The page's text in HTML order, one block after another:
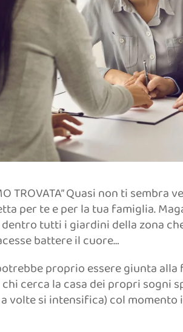
TROVATA” Quasi non ti
per te e per la tua famiglia.
tutti i giardini della zona
battere il cuore…
proprio essere giunta alla
cerca la casa dei propri sogni
volte si intensifica) col momento